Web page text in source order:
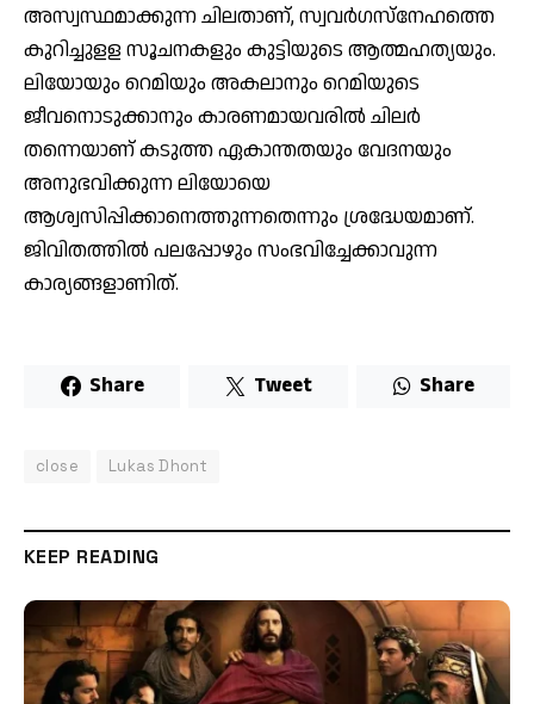
അസ്വസ്ഥമാക്കുന്ന ചിലതാണ്, സ്വവര്‍ഗസ്നേഹത്തെ
കുറിച്ചുളള സൂചനകളും കുട്ടിയുടെ ആത്മഹത്യയും.
ലിയോയും റെമിയും അകലാനും റെമിയുടെ
ജീവനൊടുക്കാനും കാരണമായവരില്‍ ചിലര്‍
തന്നെയാണ് കടുത്ത ഏകാന്തതയും വേദനയും
അനുഭവിക്കുന്ന ലിയോയെ
ആശ്വസിപ്പിക്കാനെത്തുന്നതെന്നും ശ്രദ്ധേയമാണ്.
ജിവിതത്തില്‍ പലപ്പോഴും സംഭവിച്ചേക്കാവുന്ന
കാര്യങ്ങളാണിത്.
Share Tweet Share
close Lukas Dhont
KEEP READING